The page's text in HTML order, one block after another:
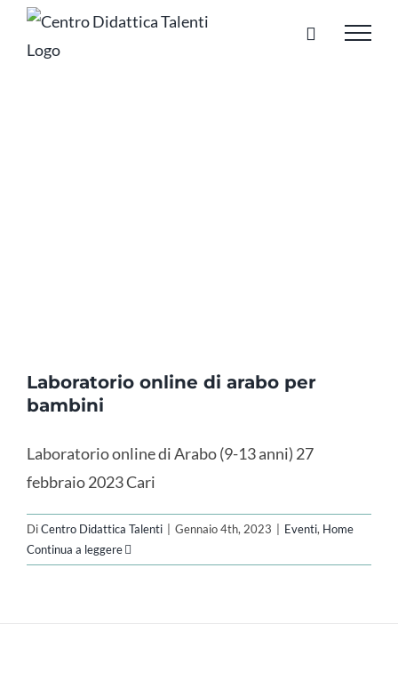
Salta
Laboratorio online di arabo per
bambini
Laboratorio online di Arabo (9-13 anni) 27
febbraio 2023 Cari
DiCentro Didattica Talenti Gennaio 4th, 2023 Eventi, Home
Continua a leggere